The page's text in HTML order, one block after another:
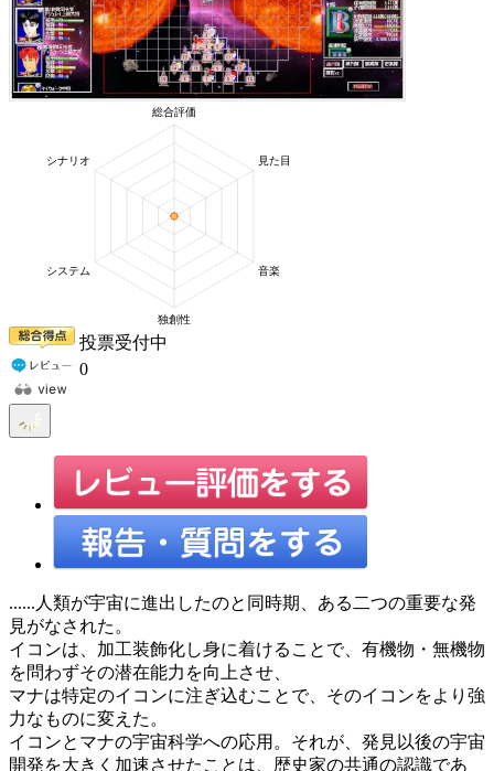
投票受付中
0
......人類が宇宙に進出したのと同時期、ある二つの重要な発
見がなされた。
イコンは、加工装飾化し身に着けることで、有機物・無機物
を問わずその潜在能力を向上させ、
マナは特定のイコンに注ぎ込むことで、そのイコンをより強
力なものに変えた。
イコンとマナの宇宙科学への応用。それが、発見以後の宇宙
開発を大きく加速させたことは、歴史家の共通の認識であ